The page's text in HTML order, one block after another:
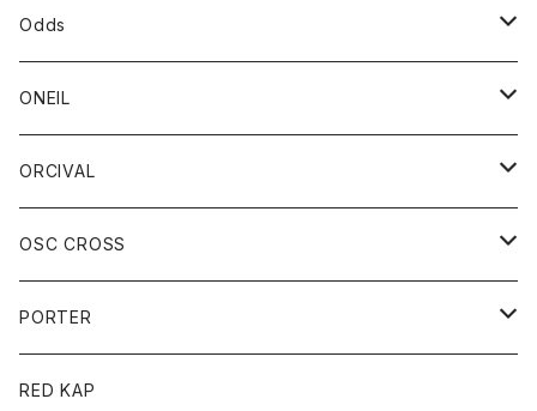
シャツ
ショートパンツ
パンツ
レディース
シャツ
Tシャツ
ストール/マフラー
シャツ
シャツジャケット
ボトム
ショートパンツ
ジーンズ
スエット
ボトム
ショートパンツ
パンツ
レディース
ボトム
Odds
帽子
ONEIL
スカート
ORCIVAL
アウター
コート
ジャケット
アクセサリー
バッグ
キッズ
OSC CROSS
ダウンジャケット
PORTER
カードホルダー
RED KAP